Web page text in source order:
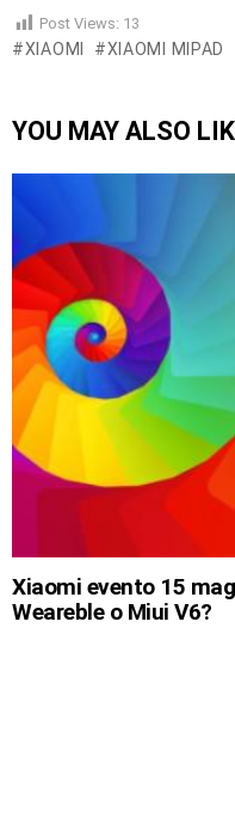
Post Views: 13
XIAOMI XIAOMI MIPAD
YOU MAY ALSO
Xiaomi evento 15
Weareble o Miui V6?